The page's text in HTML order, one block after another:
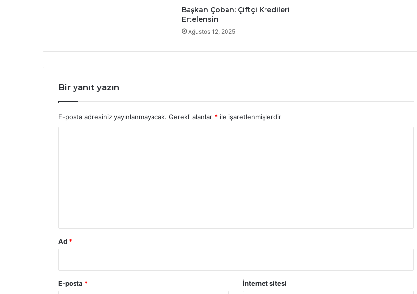
Başkan Çoban: Çiftçi Kredileri
Ertelensin
Ağustos 12, 2025
Bir yanıt yazın
E-posta adresiniz yayınlanmayacak. Gerekli alanlar * ile işaretlenmişlerdir
Ad *
E-posta * İnternet sitesi